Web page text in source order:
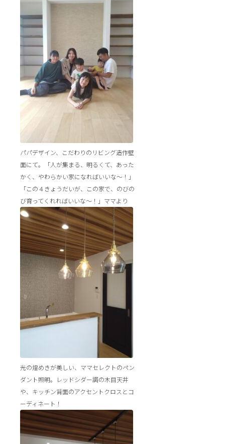
パパデザイン、こだわりのリビング造作壁
面にて。「人が集まる、明るくて、あった
かく、やわらかい家になればいいな～！」
「この４きょうだいが、この家で、のびの
び育ってくれればいいな～！」ママより
光の煌めきが美しい、ママセレクトのペン
ダント照明。レッドシダー調の木目天井
や、キッチン背面のアクセントクロスとコ
ーディネート！